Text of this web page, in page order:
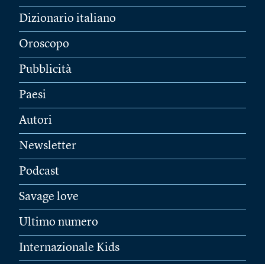
Dizionario italiano
Oroscopo
Pubblicità
Paesi
Autori
Newsletter
Podcast
Savage love
Ultimo numero
Internazionale Kids